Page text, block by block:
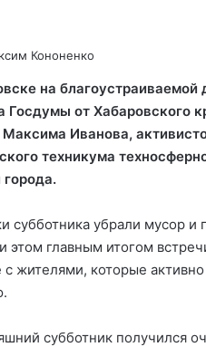
Кононенко
на
Госдумы от Хабаровского
Иванова,
техникума
субботника убрали мусор
этом главным итогом
жителями, которые
субботник получился